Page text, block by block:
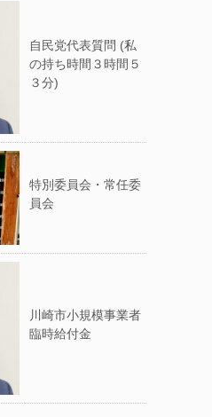
自民党代表質問 (私
の持ち時間３時間５
３分)
特別委員会・常任委
員会
川崎市小規模事業者
臨時給付金